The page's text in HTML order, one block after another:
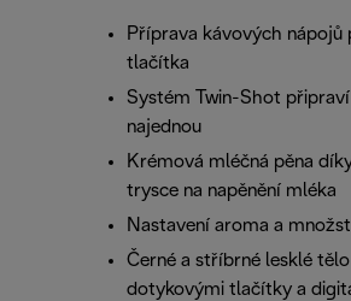
Příprava kávových nápojů
tlačítka
Systém Twin-Shot připraví
najednou
Krémová mléčná pěna
trysce na napěnění mléka
Nastavení aroma a
Černé a stříbrné lesklé
dotykovými tlačítky a